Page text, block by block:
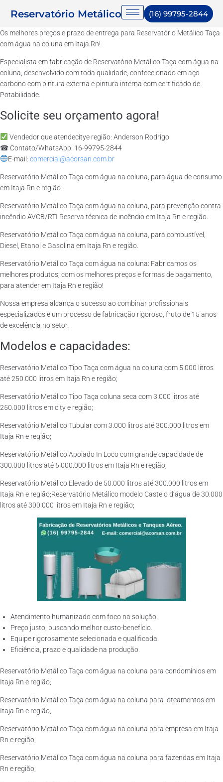
Reservatório Metálico (16) 99795-2844
Os melhores preços e prazo de entrega para Reservatório Metálico Taça
com água na coluna em Itaja Rn!
Especialista em fabricação de Reservatório Metálico Taça com água na
coluna, desenvolvido com toda qualidade, confeccionado em aço
carbono com pintura externa e pintura interna com certificado de
Potabilidade.
Solicite seu orçamento agora!
Vendedor que atendecitye região: Anderson Rodrigo
☎ Contato/WhatsApp: 16-99795-2844
E-mail: comercial@acorsan.com.br
Reservatório Metálico Taça com água na coluna, para água de consumo
em Itaja Rn e região.
Reservatório Metálico Taça com água na coluna, para prevenção contra
incêndio AVCB/RTI Reserva técnica de incêndio em Itaja Rn e região.
Reservatório Metálico Taça com água na coluna, para combustível,
Diesel, Etanol e Gasolina em Itaja Rn e região.
Reservatório Metálico Taça com água na coluna: Fabricamos os
melhores produtos, com os melhores preços e formas de pagamento,
para atender em Itaja Rn e região!
Nossa empresa alcança o sucesso ao combinar profissionais
especializados e um processo de fabricação rigoroso, fruto de 15 anos
de excelência no setor.
Modelos e capacidades:
Reservatório Metálico Tipo Taça com água na coluna com 5.000 litros
até 250.000 litros em Itaja Rn e região;
Reservatório Metálico Tipo Taça coluna seca com 3.000 litros até
250.000 litros em city e região;
Reservatório Metálico Tubular com 3.000 litros até 300.000 litros em
Itaja Rn e região;
Reservatório Metálico Apoiado In Loco com grande capacidade de
300.000 litros até 5.000.000 litros em Itaja Rn e região;
Reservatório Metálico Elevado de 50.000 litros até 300.000 litros em
Itaja Rn e região;Reservatório Metálico modelo Castelo d’água de 30.000
litros até 300.000 litros em Itaja Rn e região;
Atendimento humanizado com foco na solução.
Preço justo, buscando melhor custo-benefício.
Equipe rigorosamente selecionada e qualificada.
Eficiência, prazo e qualidade na produção.
Reservatório Metálico Taça com água na coluna para condomínios em
Itaja Rn e região;
Reservatório Metálico Taça com água na coluna para loteamentos em
Itaja Rn e região;
Reservatório Metálico Taça com água na coluna para empresa em Itaja
Rn e região;
Reservatório Metálico Taça com água na coluna para fazendas em Itaja
Rn e região;